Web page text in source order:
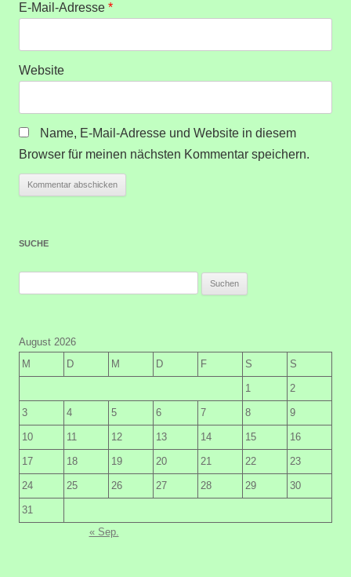
E-Mail-Adresse *
Website
Name, E-Mail-Adresse und Website in diesem
Browser für meinen nächsten Kommentar speichern.
SUCHE
August 2026
M
D M D F S S
1 2
3 4 5 6 7 8 9
10 11 12 13 14 15 16
17 18 19 20 21 22 23
24 25 26 27 28 29 30
31
« Sep.